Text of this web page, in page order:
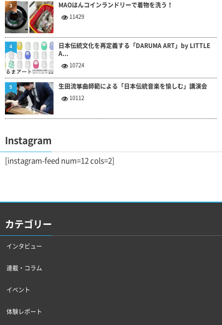
MAOはんコインランドリーで着物を洗う！
11429
3
日本伝統文化を再定義する「DARUMA ART」by LITTLE
A...
10724
4
生田流箏曲師範による「日本伝統音楽を愉しむ」講演会
10112
5
Instagram
[instagram-feed num=12 cols=2]
カテゴリー
インタビュー
連載・コラム
イベント
体験レポート